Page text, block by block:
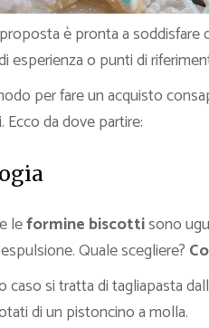
è pronta a soddisfare
esperienza o punti di
per fare un acquisto
Ecco da dove partire:
leformine biscottisono
Quale scegliere?
caso si tratta di tagliapasta
di un pistoncino a molla.